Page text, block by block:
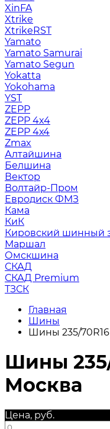
XinFA
Xtrike
XtrikeRST
Yamato
Yamato Samurai
Yamato Segun
Yokatta
Yokohama
YST
ZEPP
ZEPP 4x4
ZEPP 4х4
Zmax
Алтайшина
Белшина
Вектор
Волтайр-Пром
Евродиск ФМЗ
Кама
КиК
Кировский шинный
Маршал
Омскшина
СКАД
СКАД Premium
ТЗСК
Главная
Шины
Шины 235/
Шины
Москва
Цена, руб.